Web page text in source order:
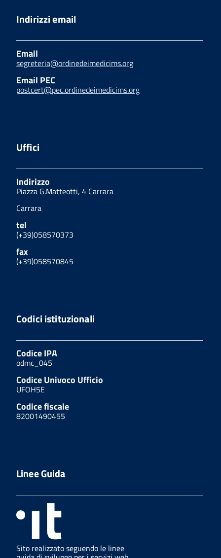
Indirizzi email
Email
segreteria@ordinedeimedicims.org
Email PEC
postcert@pec.ordinedeimedicims.org
Uffici
Indirizzo
Piazza G.Matteotti, 4 Carrara
Carrara
tel
(+39)058570373
fax
(+39)058570845
Codici istituzionali
Codice IPA
odmc_045
Codice Univoco Ufficio
UFOH5E
Codice fiscale
82001490455
Linee Guida
Sito realizzato seguendo le linee